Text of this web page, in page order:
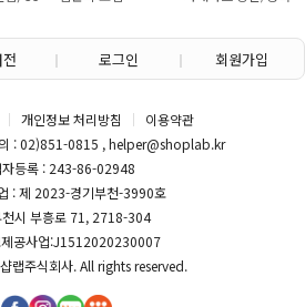
로그인 회원가입
개인정보 처리방침
이용약관
: 02)851-0815 , helper@shoplab.kr
자등록 : 243-86-02948
: 제 2023-경기부천-3990호
천시 부흥로 71, 2718-304
제공사업:J1512020230007
샵랩주식회사. All rights reserved.